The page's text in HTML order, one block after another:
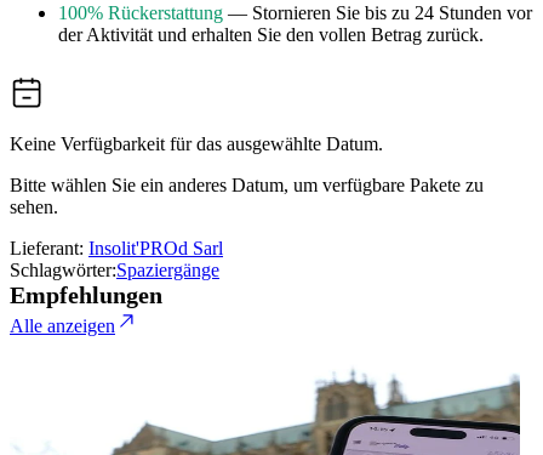
100% Rückerstattung — Stornieren Sie bis zu 24 Stunden vor
der Aktivität und erhalten Sie den vollen Betrag zurück.
Keine Verfügbarkeit für das ausgewählte Datum.
Bitte wählen Sie ein anderes Datum, um verfügbare Pakete zu
sehen.
Lieferant: Insolit'PROd Sarl
Schlagwörter:Spaziergänge
Empfehlungen
Alle anzeigen